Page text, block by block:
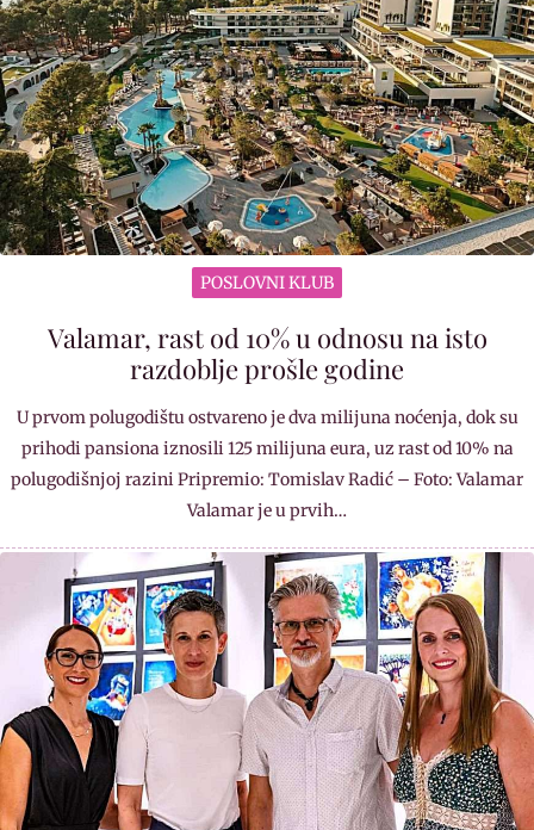
POSLOVNI KLUB
Valamar, rast od 10% u odnosu na isto
razdoblje prošle godine
U prvom polugodištu ostvareno je dva milijuna noćenja, dok su
prihodi pansiona iznosili 125 milijuna eura, uz rast od 10% na
polugodišnjoj razini Pripremio: Tomislav Radić – Foto: Valamar
Valamar je u prvih…